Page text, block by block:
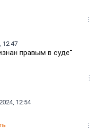
12:47
правым в суде"
12:54